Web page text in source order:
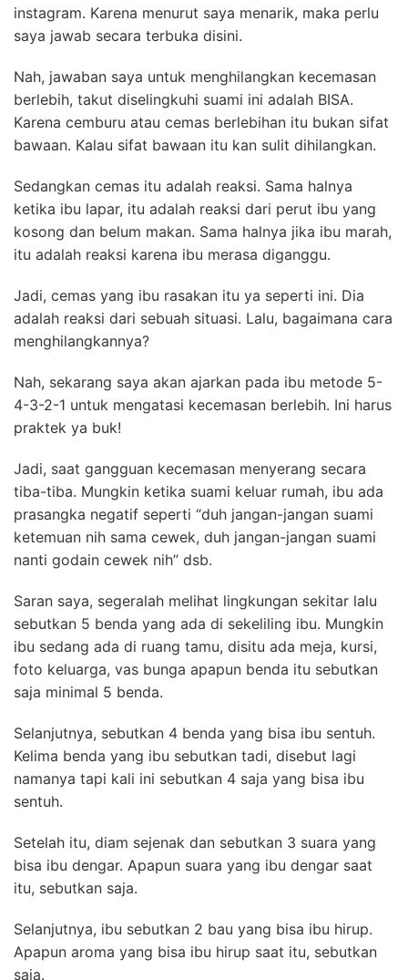
instagram. Karena menurut saya menarik, maka perlu
saya jawab secara terbuka disini.
Nah, jawaban saya untuk menghilangkan kecemasan
berlebih, takut diselingkuhi suami ini adalah BISA.
Karena cemburu atau cemas berlebihan itu bukan sifat
bawaan. Kalau sifat bawaan itu kan sulit dihilangkan.
Sedangkan cemas itu adalah reaksi. Sama halnya
ketika ibu lapar, itu adalah reaksi dari perut ibu yang
kosong dan belum makan. Sama halnya jika ibu marah,
itu adalah reaksi karena ibu merasa diganggu.
Jadi, cemas yang ibu rasakan itu ya seperti ini. Dia
adalah reaksi dari sebuah situasi. Lalu, bagaimana cara
menghilangkannya?
Nah, sekarang saya akan ajarkan pada ibu metode 5-
4-3-2-1 untuk mengatasi kecemasan berlebih. Ini harus
praktek ya buk!
Jadi, saat gangguan kecemasan menyerang secara
tiba-tiba. Mungkin ketika suami keluar rumah, ibu ada
prasangka negatif seperti “duh jangan-jangan suami
ketemuan nih sama cewek, duh jangan-jangan suami
nanti godain cewek nih” dsb.
Saran saya, segeralah melihat lingkungan sekitar lalu
sebutkan 5 benda yang ada di sekeliling ibu. Mungkin
ibu sedang ada di ruang tamu, disitu ada meja, kursi,
foto keluarga, vas bunga apapun benda itu sebutkan
saja minimal 5 benda.
Selanjutnya, sebutkan 4 benda yang bisa ibu sentuh.
Kelima benda yang ibu sebutkan tadi, disebut lagi
namanya tapi kali ini sebutkan 4 saja yang bisa ibu
sentuh.
Setelah itu, diam sejenak dan sebutkan 3 suara yang
bisa ibu dengar. Apapun suara yang ibu dengar saat
itu, sebutkan saja.
Selanjutnya, ibu sebutkan 2 bau yang bisa ibu hirup.
Apapun aroma yang bisa ibu hirup saat itu, sebutkan
saja.